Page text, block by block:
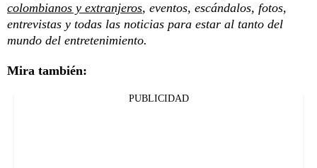
colombianos y extranjeros, eventos, escándalos, fotos,
entrevistas y todas las noticias para estar al tanto del
mundo del entretenimiento.
Mira también:
PUBLICIDAD